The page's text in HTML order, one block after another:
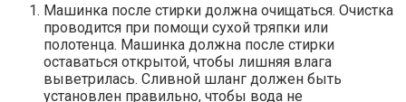
Машинка после стирки должна очищаться. Очистка
проводится при помощи сухой тряпки или
полотенца. Машинка должна после стирки
оставаться открытой, чтобы лишняя влага
выветрилась. Сливной шланг должен быть
установлен правильно, чтобы вода не